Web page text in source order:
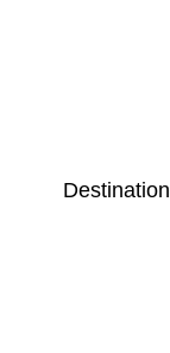
Destination